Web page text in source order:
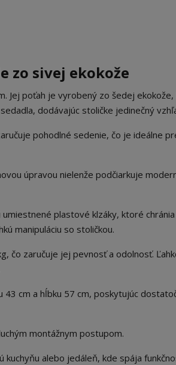
zo sivej ekokože
Jej poťah je vyrobený zo šedej
dodávajúc stoličke jedinečný
pohodlné sedenie, čo je ideálne
úpravou nielenže podčiarkuje
umiestnené plastové klzáky, ktoré
manipuláciu so stoličkou.
čo zaručuje jej pevnosť a odolnosť.
43 cm a hĺbku 57 cm, poskytujúc
montážnym postupom.
alebo jedáleň, kde spája